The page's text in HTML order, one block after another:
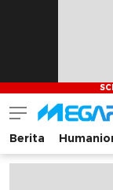
Menyajikan
Berita